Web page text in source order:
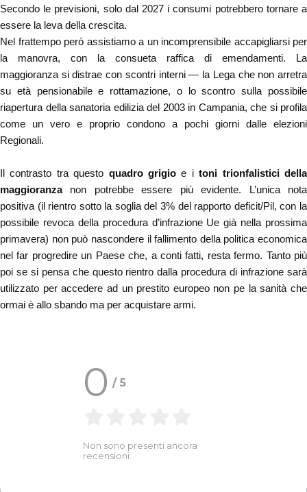
Secondo le previsioni, solo dal 2027 i consumi potrebbero tornare a
essere la leva della crescita.
Nel frattempo però assistiamo a un incomprensibile accapigliarsi per
la manovra, con la consueta raffica di emendamenti. La
maggioranza si distrae con scontri interni — la Lega che non arretra
su età pensionabile e rottamazione, o lo scontro sulla possibile
riapertura della sanatoria edilizia del 2003 in Campania, che si profila
come un vero e proprio condono a pochi giorni dalle elezioni
Regionali.
Il contrasto tra questo quadro grigio e itoni trionfalistici della
maggioranzanon potrebbe essere più evidente. L’unica nota
positiva (il rientro sotto la soglia del 3% del rapporto deficit/Pil, con la
possibile revoca della procedura d’infrazione Ue già nella prossima
primavera) non può nascondere il fallimento della politica economica
nel far progredire un Paese che, a conti fatti, resta fermo. Tanto più
poi se si pensa che questo rientro dalla procedura di infrazione sarà
utilizzato per accedere ad un prestito europeo non pe la sanità che
ormai è allo sbando ma per acquistare armi.
0 /5
Non sono presenti ancora
recensioni.